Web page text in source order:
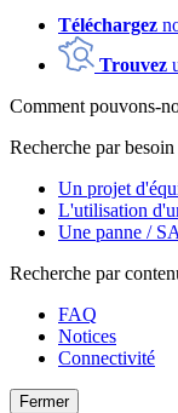
Téléchargez
Trouvez
Comment pouvons-
Recherche par besoin
Un projet
L'utilisation
Une panne /
Recherche par
FAQ
Notices
Connectivité
Fermer